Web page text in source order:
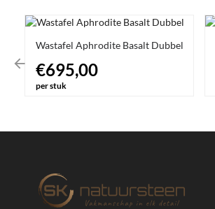
Wastafel Aphrodite Basalt Dubbel
€695,00
per stuk